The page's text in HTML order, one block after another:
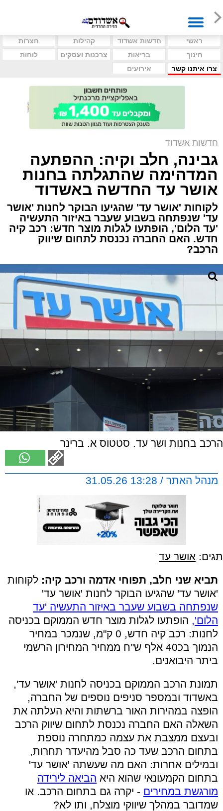
ראשי חדשות אשדוד קהילות
חצרות
חינוך
בריאות צרכנות ועסקים
לוחות
צרו איתנו קשר
אירועים
חדשות אשדוד
גבינה, חלב וקיה: ההפתעה
המדהימה שהתגלתה בחנות
אושר עד החדשה באשדוד
לקוחות 'אושר עד' שהגיעו הבוקר לחנות 'אושר
עד' שנפתחה בשבוע שעבר באיזור התעשיה
'עד הלום', הופתעו לגלות מוצר חדש: רכב קיה
חדש. האם החברה נכנסת לתחום שיווק
הרכב?
הרכב בחנות ושר עד. סטטוס א. ברינר
מנהל האתר / 13:28 31.05.26
תגים: אושר עד
תביא שני חלב, תפוחי אדמה ורכב קיה: לקוחות
'אושר עד' שהגיעו הבוקר לחנות 'אושר עד'
שנפתחה בשבוע שעבר באיזור התעשיה 'עד
הלום', הופתעו לגלות מוצר חדש הממוקם בכניסה
לחנות: רכב קיה חדש, 0 ק"מ, שנמכר במחיר
הנמוך בכ40 אלף ש"ח ממחיר המחירון הרשמי
ביתר היבואנים.
תמונת הרכב הממוקם בכניסה לחנות 'אושר עד',
באשדוד ובמספר סניפים נוספים של החברה,
הופצה במהירות האור ברשתות והיא העלתה את
השאלה האם החברה נכנסת לתחום שיווק הרכב
ובעצם ממצבת את עצמה כמתחרה נוספת
בתחום הרכב שעד כה סבל מהיעדר תחרות,
ובמילים אחרות: האם מה שעשתה 'אושר עד'
בתחום הקמעונאי שהוא היא הביאה לירידה
מורגשת במחירים - יקרה גם בתחום הרכב. או
שמדובר במהלך שיווקי מוצלח, ותו לא?